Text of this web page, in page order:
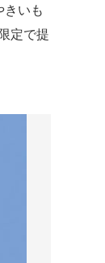
いも
定で提